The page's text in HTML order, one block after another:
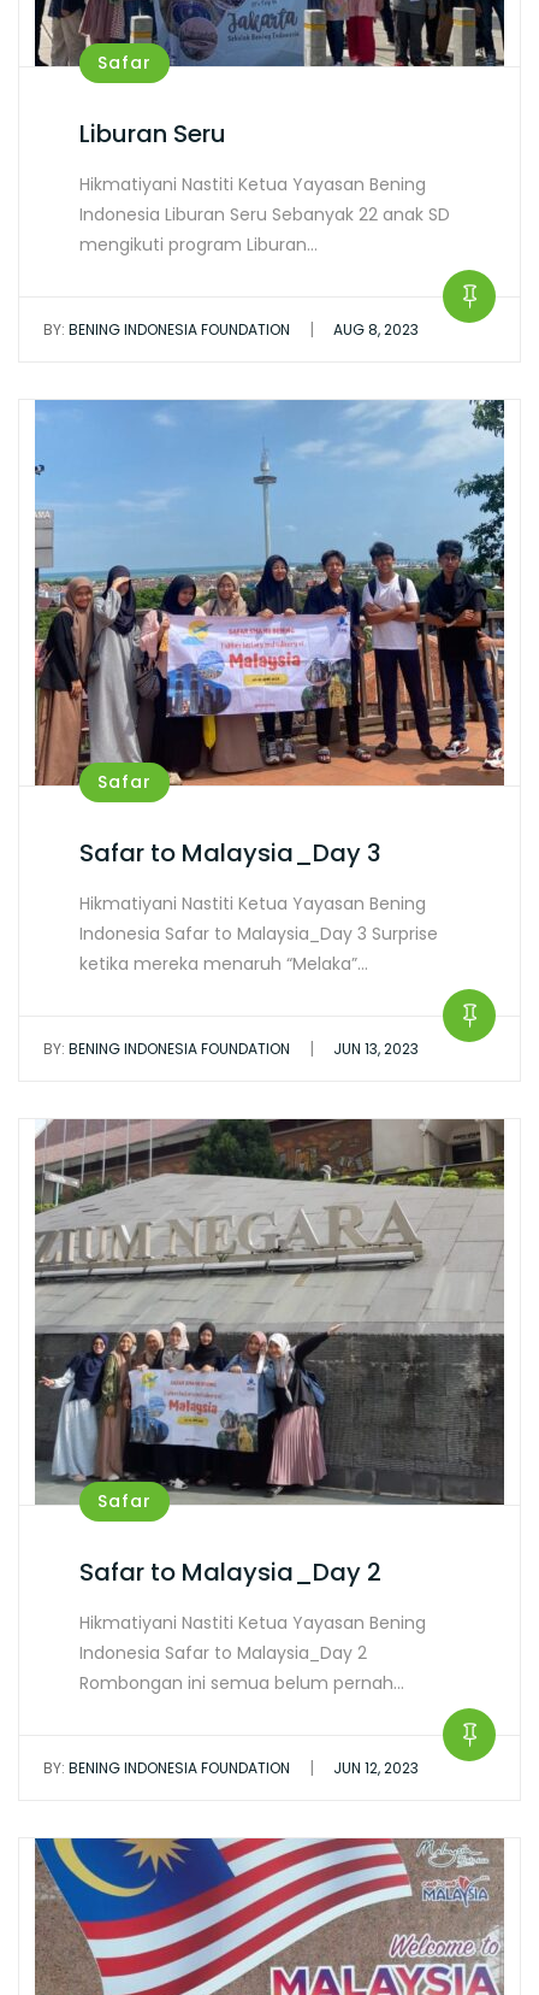
Safar
Liburan Seru
Hikmatiyani Nastiti Ketua Yayasan Bening
Indonesia Liburan Seru Sebanyak 22 anak SD
mengikuti program Liburan…
BY: BENING INDONESIA FOUNDATION | AUG 8, 2023
Safar
Safar to Malaysia_Day 3
Hikmatiyani Nastiti Ketua Yayasan Bening
Indonesia Safar to Malaysia_Day 3 Surprise
ketika mereka menaruh “Melaka”…
BY: BENING INDONESIA FOUNDATION | JUN 13, 2023
Safar
Safar to Malaysia_Day 2
Hikmatiyani Nastiti Ketua Yayasan Bening
Indonesia Safar to Malaysia_Day 2
Rombongan ini semua belum pernah…
BY: BENING INDONESIA FOUNDATION | JUN 12, 2023